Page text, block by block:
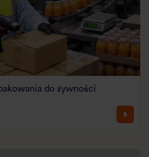
do żywności